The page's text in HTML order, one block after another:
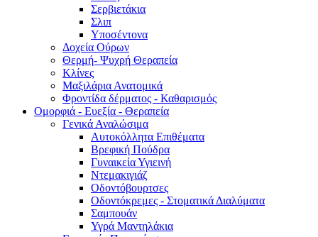
Σερβιετάκια
Σλιπ
Υποσέντονα
Δοχεία Ούρων
Θερμή- Ψυχρή Θεραπεία
Κλίνες
Μαξιλάρια Ανατομικά
Φροντίδα δέρματος - Καθαρισμός
Ομορφιά - Ευεξία - Θεραπεία
Γενικά Αναλώσιμα
Αυτοκόλλητα Επιθέματα
Βρεφική Πούδρα
Γυναικεία Υγιεινή
Ντεμακιγιάζ
Οδοντόβουρτσες
Οδοντόκρεμες - Στοματικά Διαλύματα
Σαμπουάν
Υγρά Μαντηλάκια